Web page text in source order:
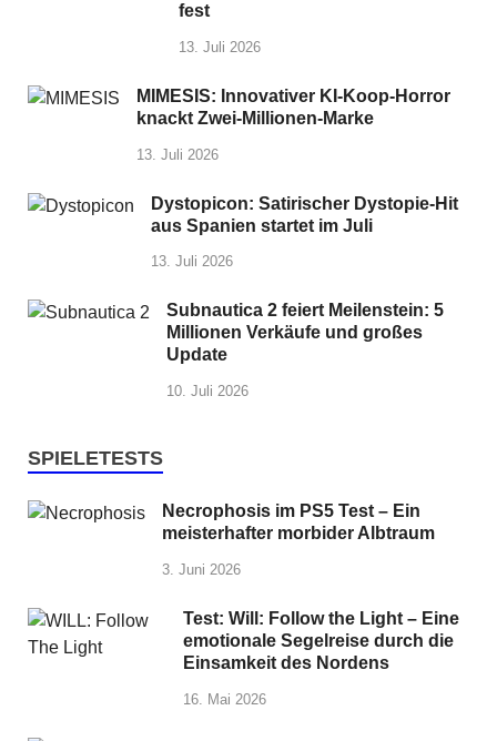
fest
13. Juli 2026
MIMESIS: Innovativer KI-Koop-Horror
knackt Zwei-Millionen-Marke
13. Juli 2026
Dystopicon: Satirischer Dystopie-Hit
aus Spanien startet im Juli
13. Juli 2026
Subnautica 2 feiert Meilenstein: 5
Millionen Verkäufe und großes
Update
10. Juli 2026
SPIELETESTS
Necrophosis im PS5 Test – Ein
meisterhafter morbider Albtraum
3. Juni 2026
Test: Will: Follow the Light – Eine
emotionale Segelreise durch die
Einsamkeit des Nordens
16. Mai 2026